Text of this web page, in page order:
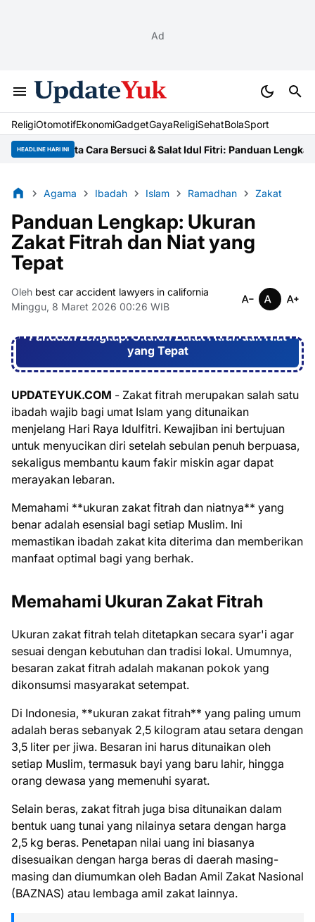
Ad
ReligiOtomotifEkonomiGadgetGayaReligiSehatBolaSport
HEADLINE HARI INI
Tata Cara Bersuci & Salat Idul Fitri: Panduan Lengkap
Agama Ibadah Islam Ramadhan Zakat
Panduan Lengkap: Ukuran
Zakat Fitrah dan Niat yang
Tepat
Oleh best car accident lawyers in california
Minggu, 8 Maret 2026 00:26 WIB
Panduan Lengkap: Ukuran Zakat Fitrah dan Niat
yang Tepat
UPDATEYUK.COM - Zakat fitrah merupakan salah satu
ibadah wajib bagi umat Islam yang ditunaikan
menjelang Hari Raya Idulfitri. Kewajiban ini bertujuan
untuk menyucikan diri setelah sebulan penuh berpuasa,
sekaligus membantu kaum fakir miskin agar dapat
merayakan lebaran.
Memahami **ukuran zakat fitrah dan niatnya** yang
benar adalah esensial bagi setiap Muslim. Ini
memastikan ibadah zakat kita diterima dan memberikan
manfaat optimal bagi yang berhak.
Memahami Ukuran Zakat Fitrah
Ukuran zakat fitrah telah ditetapkan secara syar'i agar
sesuai dengan kebutuhan dan tradisi lokal. Umumnya,
besaran zakat fitrah adalah makanan pokok yang
dikonsumsi masyarakat setempat.
Di Indonesia, **ukuran zakat fitrah** yang paling umum
adalah beras sebanyak 2,5 kilogram atau setara dengan
3,5 liter per jiwa. Besaran ini harus ditunaikan oleh
setiap Muslim, termasuk bayi yang baru lahir, hingga
orang dewasa yang memenuhi syarat.
Selain beras, zakat fitrah juga bisa ditunaikan dalam
bentuk uang tunai yang nilainya setara dengan harga
2,5 kg beras. Penetapan nilai uang ini biasanya
disesuaikan dengan harga beras di daerah masing-
masing dan diumumkan oleh Badan Amil Zakat Nasional
(BAZNAS) atau lembaga amil zakat lainnya.